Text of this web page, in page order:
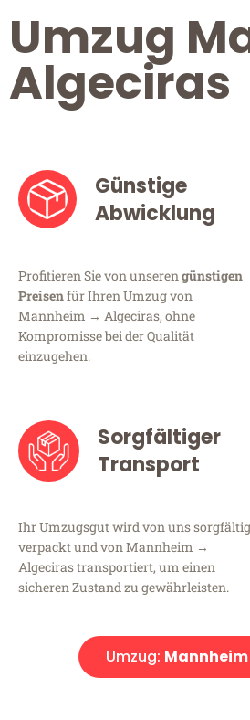
Umzug
Algeciras
Günstige
Abwicklung
Profitieren Sie von unserengünstigen
Preisenfür Ihren Umzug von
Mannheim → Algeciras, ohne
Kompromisse bei der Qualität
einzugehen.
Sorgfältiger
Transport
Ihr Umzugsgut wird von uns sorgfältig
verpackt und von Mannheim →
Algeciras transportiert, um einen
sicheren Zustand zu gewährleisten.
Umzug: